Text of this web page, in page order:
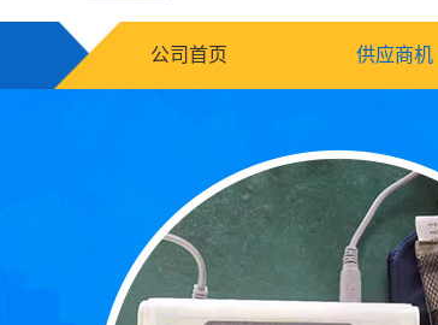
公司首页 供应商机